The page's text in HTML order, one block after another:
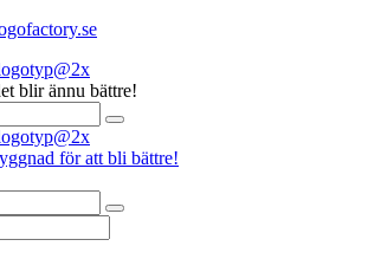
blir ännu bättre!
för att bli bättre!